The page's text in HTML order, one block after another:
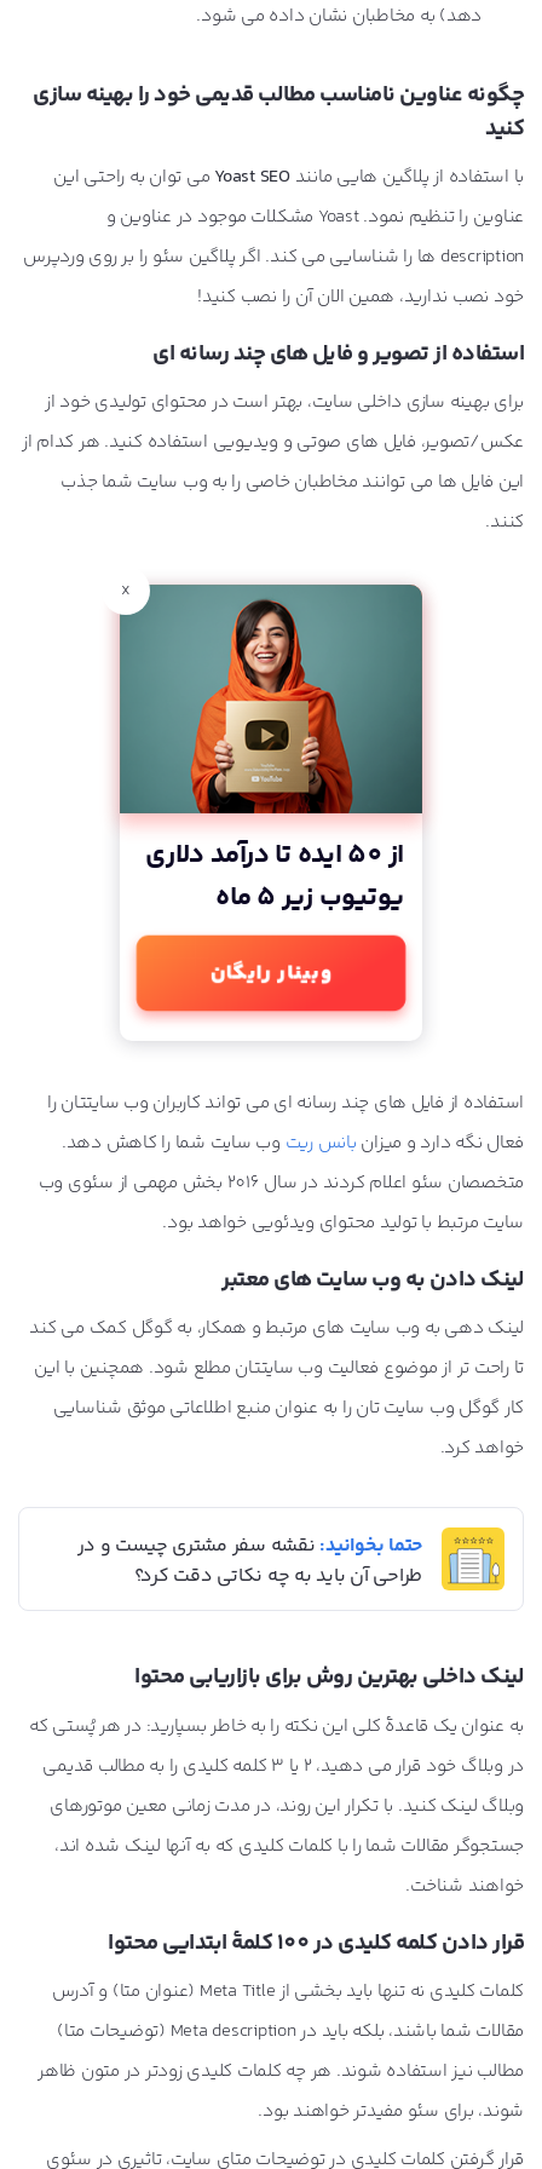
دهد) به مخاطبان نشان داده می شود.
چگونه عناوین نامناسب مطالب قدیمی خود را بهینه سازی
کنید
با استفاده از پلاگین هایی مانندYoast SEO می توان به راحتی این
عناوین را تنظیم نمود. Yoast مشکلات موجود در عناوین و
description ها را شناسایی می کند.
اگر پلاگین سئو را بر روی وردپرس
خود نصب ندارید، همین الان آن را نصب کنید!
استفاده از تصویر و فایل های چند رسانه ای
برای بهینه سازی داخلی سایت، بهتر است در محتوای تولیدی خود از
عکس/تصویر، فایل های صوتی و ویدیویی استفاده کنید. هر کدام از
این فایل ها می توانند مخاطبان خاصی را به وب سایت شما جذب
کنند.
x
از 50 ایده تا درآمد دلاری
یوتیوب زیر 5 ماه
وبینار رایگان
استفاده از فایل های چند رسانه ای می تواند کاربران وب سایتتان را
فعال نگه دارد و میزان بانس ریت وب سایت شما را کاهش دهد.
متخصصان سئو اعلام کردند در سال 2016 بخش مهمی از سئوی وب
سایت مرتبط با تولید محتوای ویدئویی خواهد بود.
لینک دادن به وب سایت های معتبر
لینک دهی به وب سایت های مرتبط و همکار، به گوگل کمک می کند
تا راحت تر از موضوع فعالیت وب سایتتان مطلع شود. همچنین با این
کار گوگل وب سایت تان را به عنوان منبع اطلاعاتی موثق شناسایی
خواهد کرد.
حتما بخوانید: نقشه سفر مشتری چیست و در
طراحی آن باید به چه نکاتی دقت کرد؟
لینک داخلی بهترین روش برای بازاریابی محتوا
به عنوان یک قاعدۀ کلی این نکته را به خاطر بسپارید: در هر پُستی که
در وبلاگ خود قرار می دهید، 2 یا 3 کلمه کلیدی را به مطالب قدیمی
وبلاگ لینک کنید. با تکرار این روند، در مدت زمانی معین موتورهای
جستجوگر مقالات شما را با کلمات کلیدی که به آنها لینک شده اند،
خواهند شناخت.
قرار دادن کلمه کلیدی در 100 کلمۀ ابتدایی محتوا
کلمات کلیدی نه تنها باید بخشی از Meta Title (عنوان متا) و آدرس
مقالات شما باشند، بلکه باید در Meta description (توضیحات متا)
مطالب نیز استفاده شوند. هر چه کلمات کلیدی زودتر در متون ظاهر
شوند، برای سئو مفیدتر خواهند بود.
قرار گرفتن کلمات کلیدی در توضیحات متای سایت، تاثیری در سئوی